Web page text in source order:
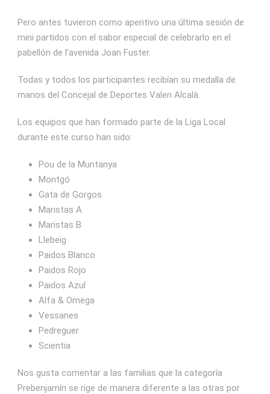
Pero antes tuvieron como aperitivo una última sesión de
mini partidos con el sabor especial de celebrarlo en el
pabellón de l’avenida Joan Fuster.
Todas y todos los participantes recibían su medalla de
manos del Concejal de Deportes Valen Alcalà.
Los equipos que han formado parte de la Liga Local
durante este curso han sido:
Pou de la Muntanya
Montgó
Gata de Gorgos
Maristas A
Maristas B
Llebeig
Paidos Blanco
Paidos Rojo
Paidos Azul
Alfa & Omega
Vessanes
Pedreguer
Scientia
Nos gusta comentar a las familias que la categoría
Prebenjamín se rige de manera diferente a las otras por